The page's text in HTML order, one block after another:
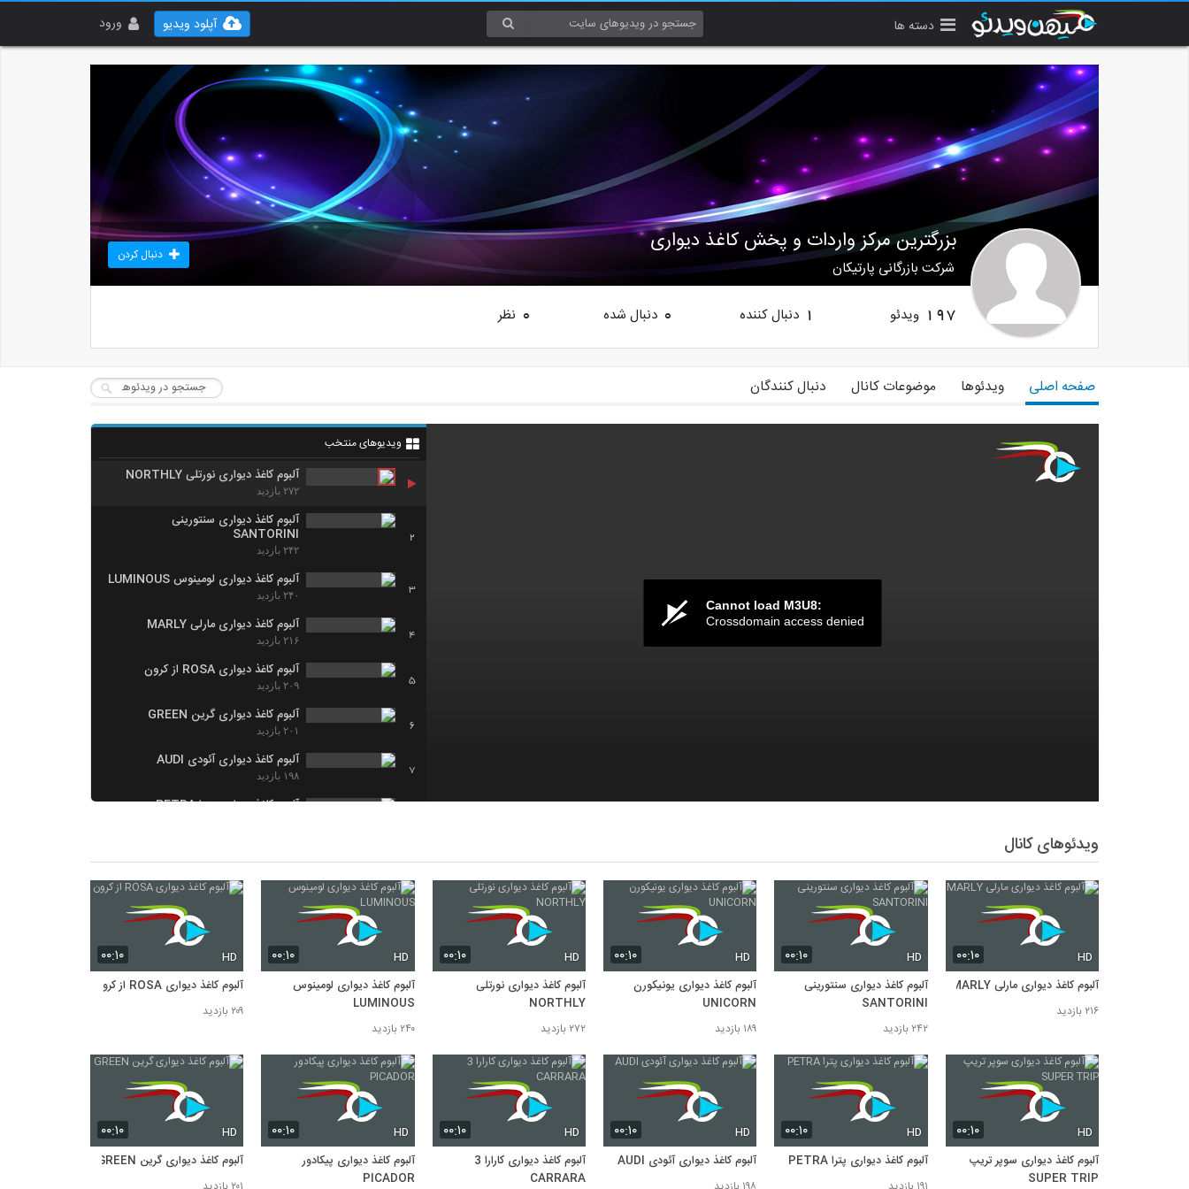
دسته ها ورود آپلود ویدیو
بزرگترین مرکز واردات و پخش کاغذ دیواری
شرکت بازرگانی پارتیکان
دنبال کردن
197 ویدئو 1 دنبال کننده 0 دنبال شده 0 نظر
صفحه اصلی ویدئوها موضوعات کانال دنبال کنندگان
Cannot load M3U8:
Crossdomain access denied
ویدیوهای منتخب
آلبوم کاغذ دیواری نورتلی NORTHLY
۲۷۲ بازدید
2
آلبوم کاغذ دیواری سنتورینی
SANTORINI
۲۴۲ بازدید
3
آلبوم کاغذ دیواری لومینوس LUMINOUS
۲۴۰ بازدید
4
آلبوم کاغذ دیواری مارلی MARLY
۲۱۶ بازدید
5
آلبوم کاغذ دیواری ROSA از کرون
۲۰۹ بازدید
6
آلبوم کاغذ دیواری گرین GREEN
۲۰۱ بازدید
7
آلبوم کاغذ دیواری آئودی AUDI
۱۹۸ بازدید
آلبوم کاغذ دیواری پترا PETRA
9 ۱۸۹ بازدید
آلبوم کاغذ دیواری سوپر تریپ SUPER
TRIP
۱۸۳ بازدید
ویدئوهای کانال
۰۰:۱۰ HD
آلبوم کاغذ دیواری مارلی MARLY
۲۱۶ بازدید
۰۰:۱۰ HD
آلبوم کاغذ دیواری سنتورینی
SANTORINI
۲۴۲ بازدید
۰۰:۱۰ HD
آلبوم کاغذ دیواری یونیکورن
UNICORN
۱۸۹ بازدید
۰۰:۱۰ HD
آلبوم کاغذ دیواری نورتلی
NORTHLY
۲۷۲ بازدید
۰۰:۱۰ HD
آلبوم کاغذ دیواری لومینوس
LUMINOUS
۲۴۰ بازدید
۰۰:۱۰ HD
آلبوم کاغذ دیواری ROSA از کرون
۲۰۹ بازدید
۰۰:۱۰ HD
آلبوم کاغذ دیواری سوپر تریپ
SUPER TRIP
۰۰:۱۰ HD
آلبوم کاغذ دیواری پترا PETRA
۰۰:۱۰ HD
آلبوم کاغذ دیواری آئودی AUDI
۰۰:۱۰ HD
آلبوم کاغذ دیواری کارارا 3
CARRARA
۰۰:۱۰ HD
آلبوم کاغذ دیواری پیکادور
PICADOR
۰۰:۱۰ HD
آلبوم کاغذ دیواری گرین GREEN